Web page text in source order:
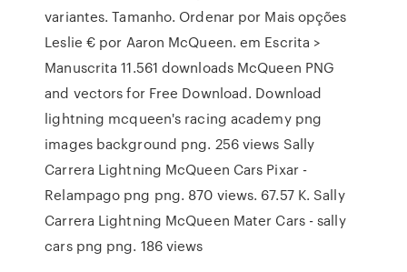
variantes. Tamanho. Ordenar por Mais opções
Leslie € por Aaron McQueen. em Escrita >
Manuscrita 11.561 downloads McQueen PNG
and vectors for Free Download. Download
lightning mcqueen's racing academy png
images background png. 256 views Sally
Carrera Lightning McQueen Cars Pixar -
Relampago png png. 870 views. 67.57 K. Sally
Carrera Lightning McQueen Mater Cars - sally
cars png png. 186 views